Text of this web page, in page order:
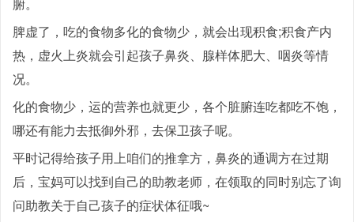
脾虚了，吃的食物多化的食物少，就会出现积食;积食产内
热，虚火上炎就会引起孩子鼻炎、腺样体肥大、咽炎等情
况。
化的食物少，运的营养也就更少，各个脏腑连吃都吃不饱，
哪还有能力去抵御外邪，去保卫孩子呢。
平时记得给孩子用上咱们的推拿方，鼻炎的通调方在过期
后，宝妈可以找到自己的助教老师，在领取的同时别忘了询
问助教关于自己孩子的症状体征哦~